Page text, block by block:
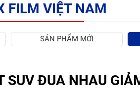
FILM VIỆT NAM
SẢN PHẨM MỚI
SUV ĐUA NHAU